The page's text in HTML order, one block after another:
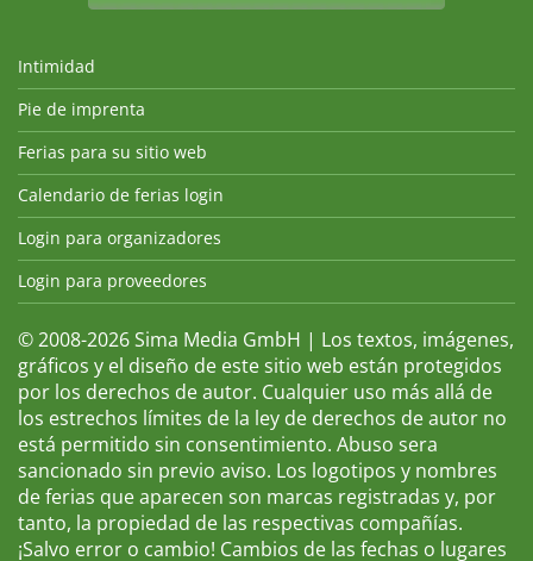
Intimidad
Pie de imprenta
Ferias para su sitio web
Calendario de ferias login
Login para organizadores
Login para proveedores
© 2008-2026 Sima Media GmbH | Los textos, imágenes,
gráficos y el diseño de este sitio web están protegidos
por los derechos de autor. Cualquier uso más allá de
los estrechos límites de la ley de derechos de autor no
está permitido sin consentimiento. Abuso sera
sancionado sin previo aviso. Los logotipos y nombres
de ferias que aparecen son marcas registradas y, por
tanto, la propiedad de las respectivas compañías.
¡Salvo error o cambio! Cambios de las fechas o lugares